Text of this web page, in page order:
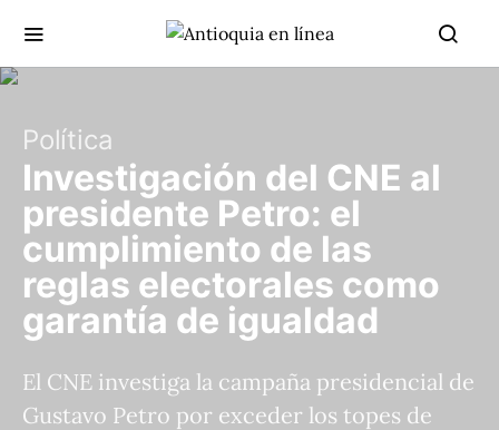
Política
Investigación del CNE al
presidente Petro: el
cumplimiento de las
reglas electorales como
garantía de igualdad
El CNE investiga la campaña presidencial de
Gustavo Petro por exceder los topes de